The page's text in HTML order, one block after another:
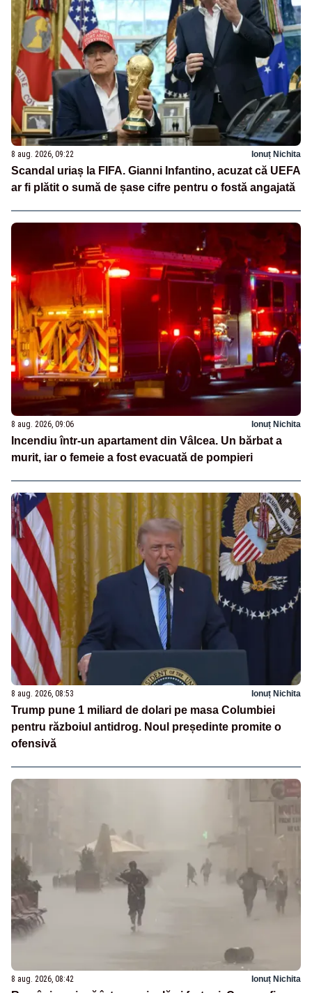
8 aug. 2026, 09:22 Ionuț Nichita
Scandal uriaș la FIFA. Gianni Infantino, acuzat că UEFA
ar fi plătit o sumă de șase cifre pentru o fostă angajată
8 aug. 2026, 09:06 Ionuț Nichita
Incendiu într-un apartament din Vâlcea. Un bărbat a
murit, iar o femeie a fost evacuată de pompieri
8 aug. 2026, 08:53 Ionuț Nichita
Trump pune 1 miliard de dolari pe masa Columbiei
pentru războiul antidrog. Noul președinte promite o
ofensivă
8 aug. 2026, 08:42 Ionuț Nichita